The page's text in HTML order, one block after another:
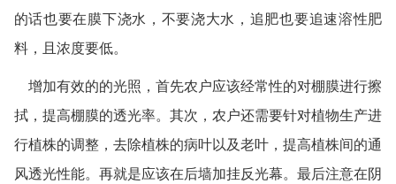
的话也要在膜下浇水，不要浇大水，追肥也要追速溶性肥
料，且浓度要低。
增加有效的的光照，首先农户应该经常性的对棚膜进行擦
拭，提高棚膜的透光率。其次，农户还需要针对植物生产进
行植株的调整，去除植株的病叶以及老叶，提高植株间的通
风透光性能。再就是应该在后墙加挂反光幕。最后注意在阴